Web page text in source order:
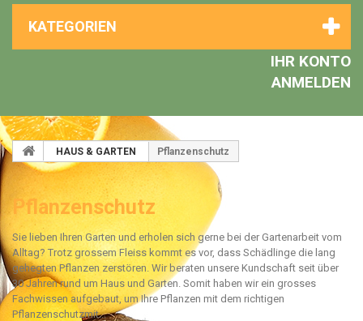
KATEGORIEN
IHR KONTO
ANMELDEN
HAUS & GARTEN Pflanzenschutz
Pflanzenschutz
Sie lieben Ihren Garten und erholen sich gerne bei der Gartenarbeit vom
Alltag? Trotz grossem Fleiss kommt es vor, dass Schädlinge die lang
gehegten Pflanzen zerstören. Wir beraten unsere Kundschaft seit über
30 Jahren rund um Haus und Garten. Somit haben wir ein grosses
Fachwissen aufgebaut, um Ihre Pflanzen mit dem richtigen
Pflanzenschutzmit...